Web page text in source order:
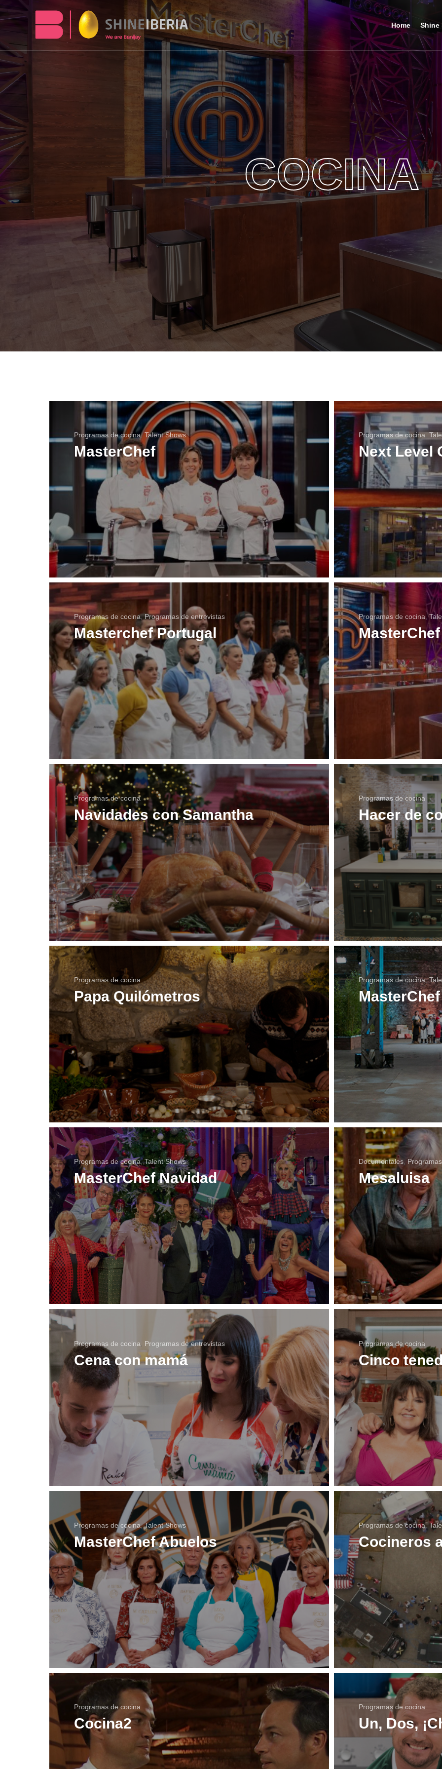
Home Shine
COCINA
MasterChef
Programas de cocina,Talent Shows
Next Level
Programas de cocina
Masterchef Portugal
Programas de cocina,Programas de entrevistas Programas de cocina ,
Navidades con Samantha
Programas de cocina
Hacer de
Programas de cocina
Papa Quilómetros
Programas de cocina Programas de cocina,
MasterChef Navidad
Programas de cocina,Talent Shows
Mesaluisa
Documentales,
Cena con mamá
Programas de cocina Programas de entrevistas
Cinco
Programas de cocina
MasterChef Abuelos
Programas de cocina,Talent Shows
Cocineros
Programas de cocina,
Cocina2
Programas de cocina
Un, Dos,
Programas de cocina